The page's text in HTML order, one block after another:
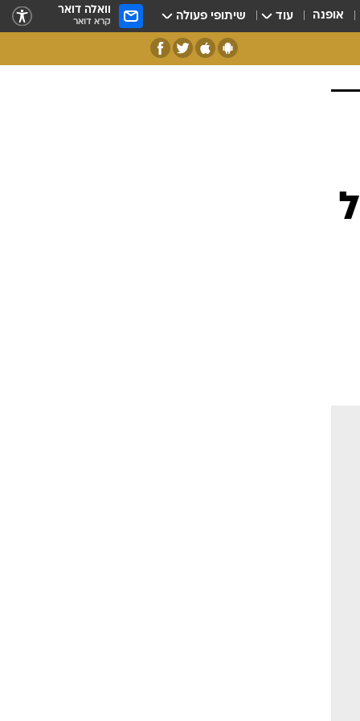
אופנה עוד שיתופי פעולה וואלה דואר
קרא דואר